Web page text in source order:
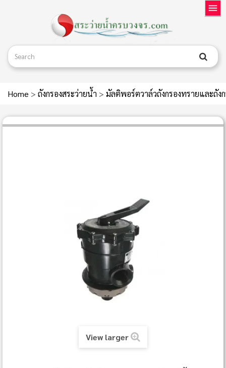
Home > ถังกรองสระว่ายน้ำ > มัลติพอร์ตวาล์วถังกรองทรายและถัง
View larger